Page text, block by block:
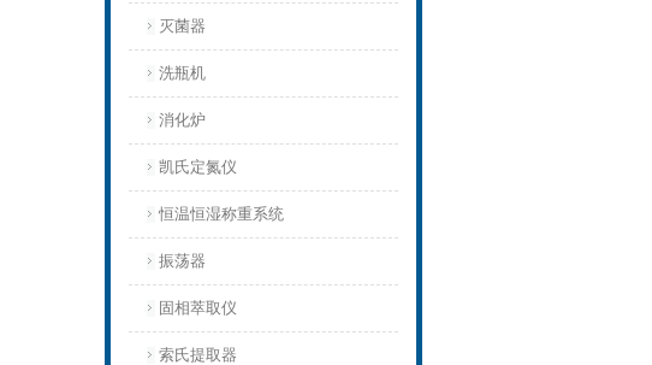
灭菌器
洗瓶机
消化炉
凯氏定氮仪
恒温恒湿称重系统
振荡器
固相萃取仪
索氏提取器